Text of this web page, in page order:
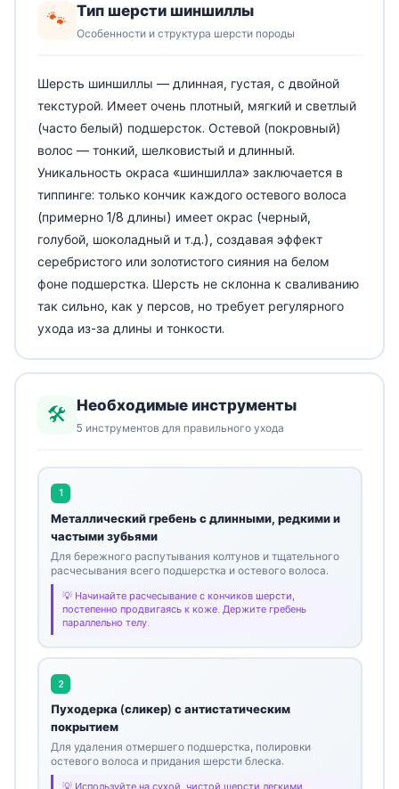
🐾 Тип шерсти шиншиллы
Особенности и структура шерсти породы
Шерсть шиншиллы — длинная, густая, с двойной
текстурой. Имеет очень плотный, мягкий и светлый
(часто белый) подшерсток. Остевой (покровный)
волос — тонкий, шелковистый и длинный.
Уникальность окраса «шиншилла» заключается в
типпинге: только кончик каждого остевого волоса
(примерно 1/8 длины) имеет окрас (черный,
голубой, шоколадный и т.д.), создавая эффект
серебристого или золотистого сияния на белом
фоне подшерстка. Шерсть не склонна к сваливанию
так сильно, как у персов, но требует регулярного
ухода из-за длины и тонкости.
🛠️ Необходимые инструменты
5 инструментов для правильного ухода
1
Металлический гребень с длинными, редкими и
частыми зубьями
Для бережного распутывания колтунов и тщательного
расчесывания всего подшерстка и остевого волоса.
Начинайте расчесывание с кончиков шерсти,
постепенно продвигаясь к коже. Держите гребень
параллельно телу.
2
Пуходерка (сликер) с антистатическим
покрытием
Для удаления отмершего подшерстка, полировки
остевого волоса и придания шерсти блеска.
Используйте на сухой, чистой шерсти легкими,